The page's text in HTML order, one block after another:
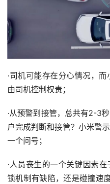
·司机可能存在分心情况，
由司机控制权责；
·从预警到接管，总共有2-3
户完成判断和接管？小米警
一个问号；
·人员丧生的一个关键因素
锁机制有缺陷，还是碰撞速